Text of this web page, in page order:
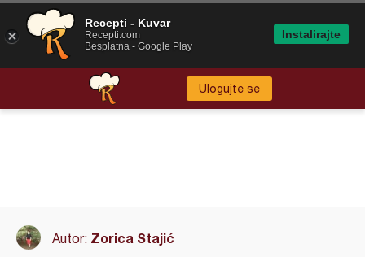
Ulogujte se
Autor: Zorica Stajić
Recepti - Kuvar
Recepti.com
Besplatna - Google Play
Instalirajte